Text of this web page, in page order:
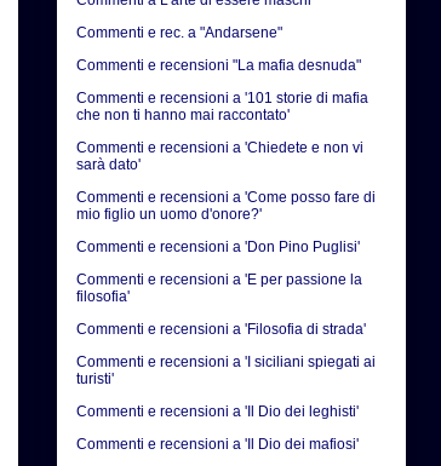
Commenti e rec. a "Andarsene"
Commenti e recensioni "La mafia desnuda"
Commenti e recensioni a '101 storie di mafia
che non ti hanno mai raccontato'
Commenti e recensioni a 'Chiedete e non vi
sarà dato'
Commenti e recensioni a 'Come posso fare di
mio figlio un uomo d'onore?'
Commenti e recensioni a 'Don Pino Puglisi'
Commenti e recensioni a 'E per passione la
filosofia'
Commenti e recensioni a 'Filosofia di strada'
Commenti e recensioni a 'I siciliani spiegati ai
turisti'
Commenti e recensioni a 'Il Dio dei leghisti'
Commenti e recensioni a 'Il Dio dei mafiosi'